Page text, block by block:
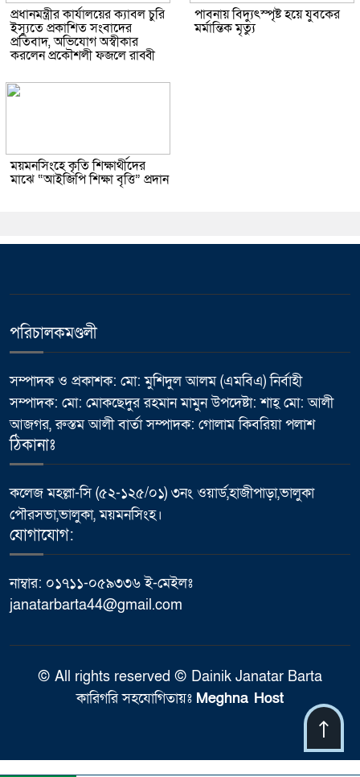
প্রধানমন্ত্রীর কার্যালয়ের ক্যাবল চুরি
ইস্যুতে প্রকাশিত সংবাদের
প্রতিবাদ, অভিযোগ অস্বীকার
করলেন প্রকৌশলী ফজলে রাব্বী
পাবনায় বিদ্যুৎস্পৃষ্ট হয়ে যুব‌কের
মর্মান্তিক মৃত্যু
ময়মনসিংহে কৃতি শিক্ষার্থীদের
মাঝে “আইজিপি শিক্ষা বৃত্তি” প্রদান
পরিচালকমণ্ডলী
সম্পাদক ও প্রকাশক: মো: মুশিদুল আলম (এমবিএ) নির্বাহী
সম্পাদক: মো: মোকছেদুর রহমান মামুন উপদেষ্টা: শাহ্ মো: আলী
আজগর, রুস্তম আলী বার্তা সম্পাদক: গোলাম কিবরিয়া পলাশ
ঠিকানাঃ
কলেজ মহল্লা-সি (৫২-১২৫/০১) ৩নং ওয়ার্ড,হাজীপাড়া,ভালুকা
পৌরসভা,ভালুকা, ময়মনসিংহ।
যোগাযোগ:
নাম্বার: ০১৭১১-০৫৯৩৩৬ ই-মেইলঃ
janatarbarta44@gmail.com
© All rights reserved © Dainik Janatar Barta
কারিগরি সহযোগিতায়ঃ Meghna Host